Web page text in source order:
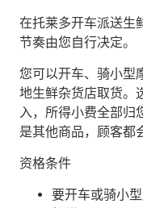
在托莱多开车派送生
节奏由您自行决定。
您可以开车、骑小型
地生鲜杂货店取货。
入，所得小费全部归
是其他商品，顾客都
资格条件
要开车或骑小